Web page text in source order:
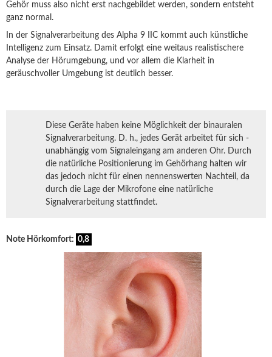
Gehör muss also nicht erst nachgebildet werden, sondern entsteht
ganz normal.
In der Signalverarbeitung des Alpha 9 IIC kommt auch künstliche
Intelligenz zum Einsatz. Damit erfolgt eine weitaus realistischere
Analyse der Hörumgebung, und vor allem die Klarheit in
geräuschvoller Umgebung ist deutlich besser.
Diese Geräte haben keine Möglichkeit der binauralen
Signalverarbeitung. D. h., jedes Gerät arbeitet für sich -
unabhängig vom Signaleingang am anderen Ohr. Durch
die natürliche Positionierung im Gehörhang halten wir
das jedoch nicht für einen nennenswerten Nachteil, da
durch die Lage der Mikrofone eine natürliche
Signalverarbeitung stattfindet.
Note Hörkomfort: 0,8